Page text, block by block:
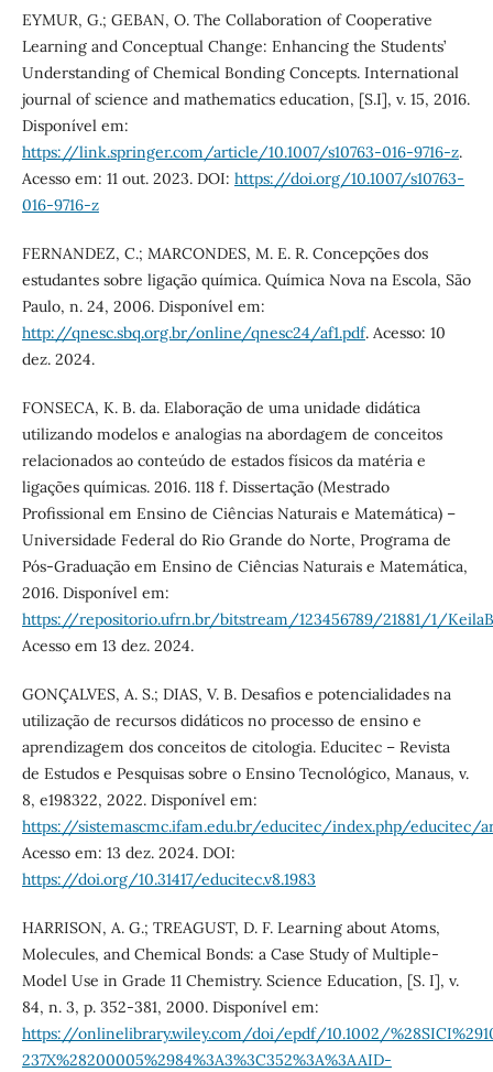
EYMUR, G.; GEBAN, O. The Collaboration of Cooperative
Learning and Conceptual Change: Enhancing the Students’
Understanding of Chemical Bonding Concepts. International
journal of science and mathematics education, [S.I], v. 15, 2016.
Disponível em:
https://link.springer.com/article/10.1007/s10763-016-9716-z.
Acesso em: 11 out. 2023. DOI: https://doi.org/10.1007/s10763-
016-9716-z
FERNANDEZ, C.; MARCONDES, M. E. R. Concepções dos
estudantes sobre ligação química. Química Nova na Escola, São
Paulo, n. 24, 2006. Disponível em:
http://qnesc.sbq.org.br/online/qnesc24/af1.pdf. Acesso: 10
dez. 2024.
FONSECA, K. B. da. Elaboração de uma unidade didática
utilizando modelos e analogias na abordagem de conceitos
relacionados ao conteúdo de estados físicos da matéria e
ligações químicas. 2016. 118 f. Dissertação (Mestrado
Profissional em Ensino de Ciências Naturais e Matemática) –
Universidade Federal do Rio Grande do Norte, Programa de
Pós-Graduação em Ensino de Ciências Naturais e Matemática,
2016. Disponível em:
https://repositorio.ufrn.br/bitstream/123456789/21881/1/
Acesso em 13 dez. 2024.
GONÇALVES, A. S.; DIAS, V. B. Desafios e potencialidades na
utilização de recursos didáticos no processo de ensino e
aprendizagem dos conceitos de citologia. Educitec – Revista
de Estudos e Pesquisas sobre o Ensino Tecnológico, Manaus, v.
8, e198322, 2022. Disponível em:
https://sistemascmc.ifam.edu.br/educitec/index.php/educitec/
Acesso em: 13 dez. 2024. DOI:
https://doi.org/10.31417/educitec.v8.1983
HARRISON, A. G.; TREAGUST, D. F. Learning about Atoms,
Molecules, and Chemical Bonds: a Case Study of Multiple-
Model Use in Grade 11 Chemistry. Science Education, [S. I], v.
84, n. 3, p. 352-381, 2000. Disponível em:
https://onlinelibrary.wiley.com/doi/epdf/10.1002/
237X%28200005%2984%3A3%3C352%3A%3AAID-